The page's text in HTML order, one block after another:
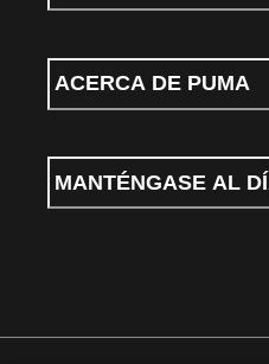
ACERCA DE PUMA
MANTÉNGASE AL